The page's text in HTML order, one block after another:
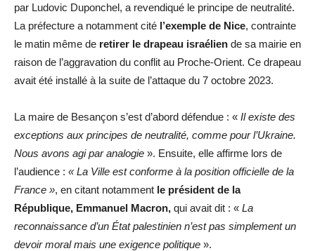
par Ludovic Duponchel, a revendiqué le principe de neutralité.
La préfecture a notamment cité l’exemple de Nice, contrainte
le matin même de retirer le drapeau israélien de sa mairie en
raison de l’aggravation du conflit au Proche-Orient. Ce drapeau
avait été installé à la suite de l’attaque du 7 octobre 2023.
La maire de Besançon s’est d’abord défendue : « Il existe des
exceptions aux principes de neutralité, comme pour l’Ukraine.
Nous avons agi par analogie ». Ensuite, elle affirme lors de
l’audience : « La Ville est conforme à la position officielle de la
France », en citant notamment le président de la
République, Emmanuel Macron, qui avait dit : « La
reconnaissance d’un État palestinien n’est pas simplement un
devoir moral mais une exigence politique ».